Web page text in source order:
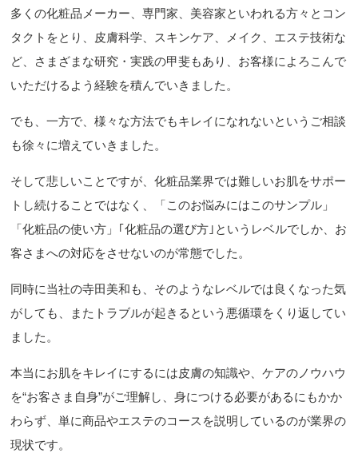
多くの化粧品メーカー、専門家、美容家といわれる方々とコン
タクトをとり、皮膚科学、スキンケア、メイク、エステ技術な
ど、さまざまな研究・実践の甲斐もあり、お客様によろこんで
いただけるよう経験を積んでいきました。
でも、一方で、様々な方法でもキレイになれないというご相談
も徐々に増えていきました。
そして悲しいことですが、化粧品業界では難しいお肌をサポー
トし続けることではなく、「このお悩みにはこのサンプル」
「化粧品の使い方」｢化粧品の選び方｣というレベルでしか、お
客さまへの対応をさせないのが常態でした。
同時に当社の寺田美和も、そのようなレベルでは良くなった気
がしても、またトラブルが起きるという悪循環をくり返してい
ました。
本当にお肌をキレイにするには皮膚の知識や、ケアのノウハウ
を“お客さま自身”がご理解し、身につける必要があるにもかか
わらず、単に商品やエステのコースを説明しているのが業界の
現状です。